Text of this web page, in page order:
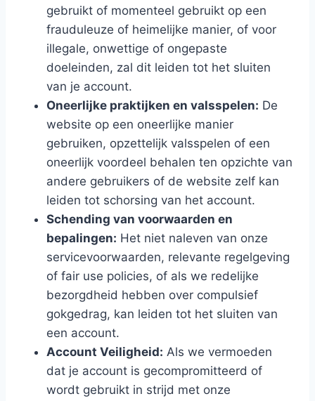
gebruikt of momenteel gebruikt op een
frauduleuze of heimelijke manier, of voor
illegale, onwettige of ongepaste
doeleinden, zal dit leiden tot het sluiten
van je account.
Oneerlijke praktijken en valsspelen: De
website op een oneerlijke manier
gebruiken, opzettelijk valsspelen of een
oneerlijk voordeel behalen ten opzichte van
andere gebruikers of de website zelf kan
leiden tot schorsing van het account.
Schending van voorwaarden en
bepalingen: Het niet naleven van onze
servicevoorwaarden, relevante regelgeving
of fair use policies, of als we redelijke
bezorgdheid hebben over compulsief
gokgedrag, kan leiden tot het sluiten van
een account.
Account Veiligheid: Als we vermoeden
dat je account is gecompromitteerd of
wordt gebruikt in strijd met onze